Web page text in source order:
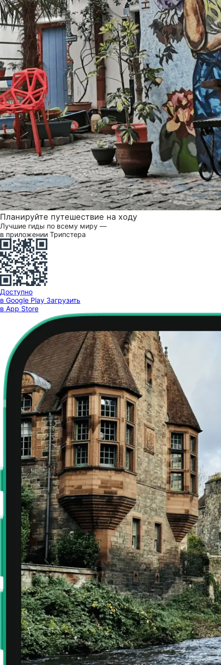
Планируйте путешествие на ходу
Лучшие гиды по всему миру —
в приложении Трипстера
Доступно
в Google Play Загрузить
в App Store